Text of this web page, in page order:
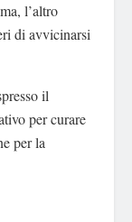
l’altro
di avvicinarsi
il
per curare
per la